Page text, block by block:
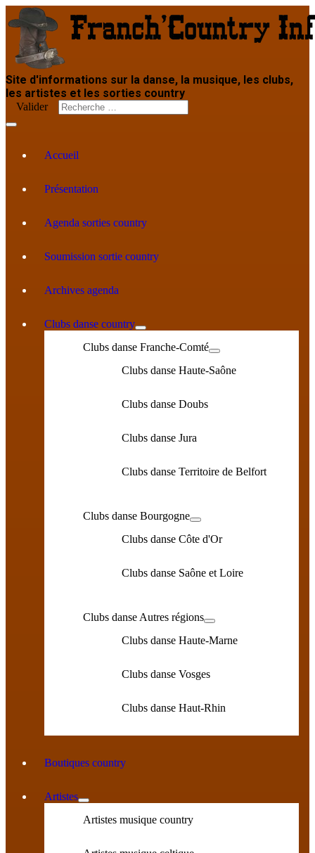
Site d'informations sur la danse, la musique, les clubs,
les artistes et les sorties country
Valider
Accueil
Présentation
Agenda sorties country
Soumission sortie country
Archives agenda
Clubs danse country
Clubs danse Franche-Comté
Clubs danse Haute-Saône
Clubs danse Doubs
Clubs danse Jura
Clubs danse Territoire de Belfort
Clubs danse Bourgogne
Clubs danse Côte d'Or
Clubs danse Saône et Loire
Clubs danse Autres régions
Clubs danse Haute-Marne
Clubs danse Vosges
Clubs danse Haut-Rhin
Boutiques country
Artistes
Artistes musique country